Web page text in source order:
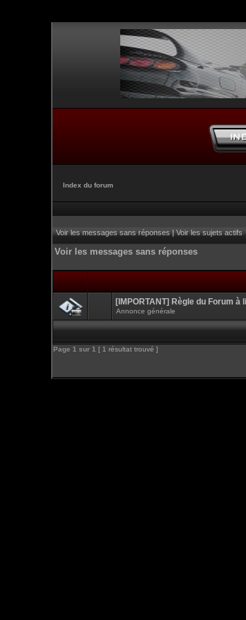
Index du forum
Voir les messages sans réponses|Voir les sujets actifs
Voir les messages sans réponses
[IMPORTANT] Règle du Forum
Annonce générale
Page 1 sur 1 [ 1 résultat trouvé ]